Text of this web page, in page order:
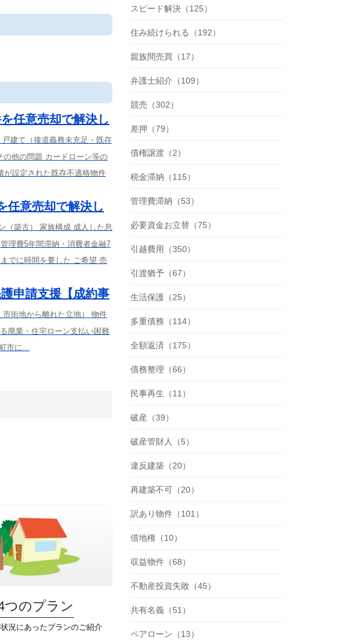
任意売却で解決し
建て（接道義務未充足・既存
他の問題 カードローン等の
が設定された既存不適格物件
任意売却で解決し
（築古） 家族構成 成人した息
理費5年間滞納・消費者金融7
でに時間を要した ご希望 売
申請支援【成約事
街地から離れた立地） 物件
廃業・住宅ローン支払い困難
市に...
つのプラン
況にあったプランのご紹介
スピード解決（125）
住み続けられる（192）
親族間売買（17）
弁護士紹介（109）
競売（302）
差押（79）
債権譲渡（2）
税金滞納（115）
管理費滞納（53）
必要資金お立替（75）
引越費用（350）
引渡猶予（67）
生活保護（25）
多重債務（114）
全額返済（175）
債務整理（66）
民事再生（11）
破産（39）
破産管財人（5）
違反建築（20）
再建築不可（20）
訳あり物件（101）
借地権（10）
収益物件（68）
不動産投資失敗（45）
共有名義（51）
ペアローン（13）